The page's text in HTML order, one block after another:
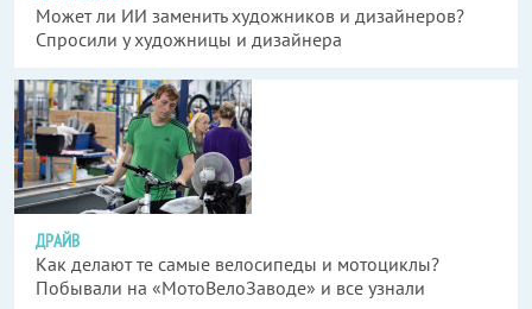
Может ли ИИ заменить художников и дизайнеров?
Спросили у художницы и дизайнера
ДРАЙВ
Как делают те самые велосипеды и мотоциклы?
Побывали на «МотоВелоЗаводе» и все узнали